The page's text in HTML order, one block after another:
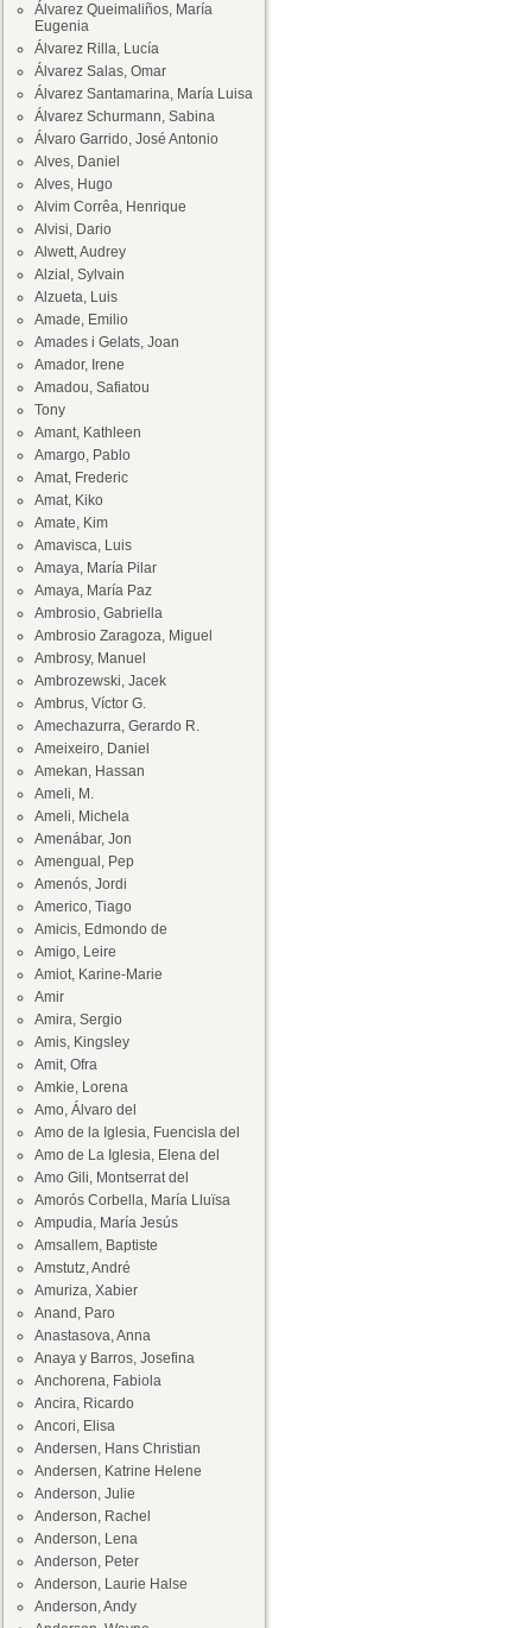
Álvarez Queimaliños, María
Eugenia
Álvarez Rilla, Lucía
Álvarez Salas, Omar
Álvarez Santamarina, María Luisa
Álvarez Schurmann, Sabina
Álvaro Garrido, José Antonio
Alves, Daniel
Alves, Hugo
Alvim Corrêa, Henrique
Alvisi, Dario
Alwett, Audrey
Alzial, Sylvain
Alzueta, Luis
Amade, Emilio
Amades i Gelats, Joan
Amador, Irene
Amadou, Safiatou
Tony
Amant, Kathleen
Amargo, Pablo
Amat, Frederic
Amat, Kiko
Amate, Kim
Amavisca, Luis
Amaya, María Pilar
Amaya, María Paz
Ambrosio, Gabriella
Ambrosio Zaragoza, Miguel
Ambrosy, Manuel
Ambrozewski, Jacek
Ambrus, Víctor G.
Amechazurra, Gerardo R.
Ameixeiro, Daniel
Amekan, Hassan
Ameli, M.
Ameli, Michela
Amenábar, Jon
Amengual, Pep
Amenós, Jordi
Americo, Tiago
Amicis, Edmondo de
Amigo, Leire
Amiot, Karine-Marie
Amir
Amira, Sergio
Amis, Kingsley
Amit, Ofra
Amkie, Lorena
Amo, Álvaro del
Amo de la Iglesia, Fuencisla del
Amo de La Iglesia, Elena del
Amo Gili, Montserrat del
Amorós Corbella, María Lluïsa
Ampudia, María Jesús
Amsallem, Baptiste
Amstutz, André
Amuriza, Xabier
Anand, Paro
Anastasova, Anna
Anaya y Barros, Josefina
Anchorena, Fabiola
Ancira, Ricardo
Ancori, Elisa
Andersen, Hans Christian
Andersen, Katrine Helene
Anderson, Julie
Anderson, Rachel
Anderson, Lena
Anderson, Peter
Anderson, Laurie Halse
Anderson, Andy